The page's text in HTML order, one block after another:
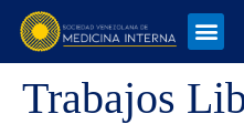
Trabajos